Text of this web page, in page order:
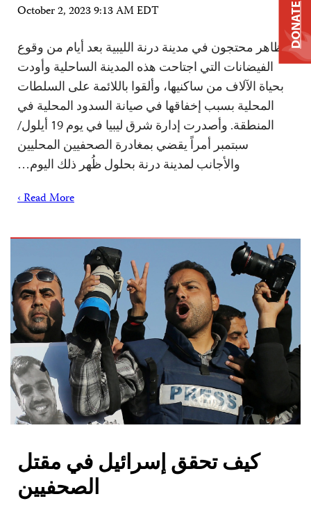
October 2, 2023 9:13 AM EDT
تظاهر محتجون في مدينة درنة الليبية بعد أيام من وقوع
الفيضانات التي اجتاحت هذه المدينة الساحلية وأودت
بحياة الآلاف من ساكنيها، وألقوا باللائمة على السلطات
المحلية بسبب إخفاقها في صيانة السدود المحلية في
المنطقة. وأصدرت إدارة شرق ليبيا في يوم 19 أيلول/
سبتمبر أمراً يقضي بمغادرة الصحفيين المحليين
والأجانب لمدينة درنة بحلول ظُهر ذلك اليوم…
Read More ›
كيف تحقق إسرائيل في مقتل
الصحفيين
DONATE